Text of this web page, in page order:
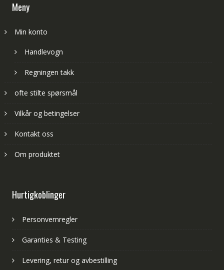
Meny
Min konto
Handlevogn
Regningen takk
ofte stilte spørsmål
Vilkår og betingelser
Kontakt oss
Om produktet
Hurtigkoblinger
Personvernregler
Garanties & Testing
Levering, retur og avbestilling